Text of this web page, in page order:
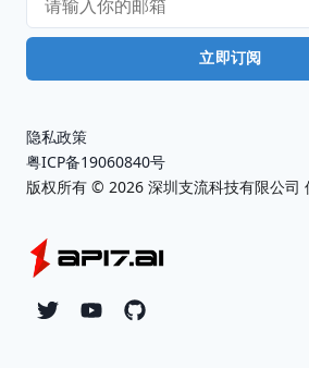
立即订阅
TwitterYouTubeGithub
隐私政策
粤ICP备19060840号
版权所有 © 2026 深圳支流科技有限公司